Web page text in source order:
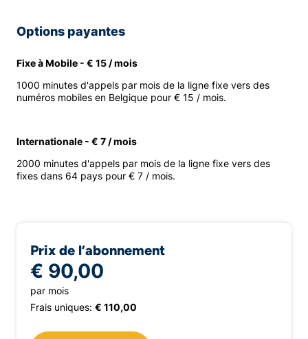
Options payantes
Fixe à Mobile - € 15 / mois
1000 minutes d'appels par mois de la ligne fixe vers des
numéros mobiles en Belgique pour € 15 / mois.
Internationale - € 7 / mois
2000 minutes d'appels par mois de la ligne fixe vers des
fixes dans 64 pays pour € 7 / mois.
Prix de l’abonnement
€ 90,00
par mois
Frais uniques: € 110,00